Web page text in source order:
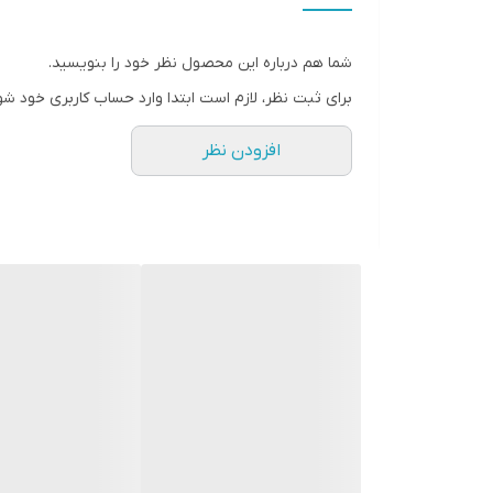
شما هم درباره این محصول نظر خود را بنویسید.
برای ثبت نظر، لازم است ابتدا وارد حساب کاربری خود
افزودن نظر